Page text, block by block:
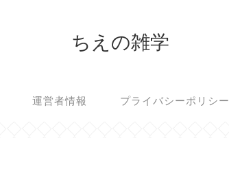
ちえの雑学
運営者情報